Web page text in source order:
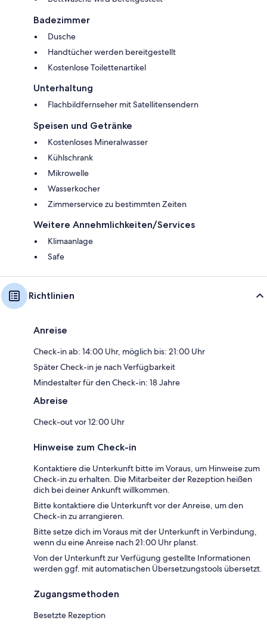
Badezimmer
Dusche
Handtücher werden bereitgestellt
Kostenlose Toilettenartikel
Unterhaltung
Flachbildfernseher mit Satellitensendern
Speisen und Getränke
Kostenloses Mineralwasser
Kühlschrank
Mikrowelle
Wasserkocher
Zimmerservice zu bestimmten Zeiten
Weitere Annehmlichkeiten/Services
Klimaanlage
Safe
Richtlinien
Anreise
Check-in ab: 14:00 Uhr, möglich bis: 21:00 Uhr
Später Check-in je nach Verfügbarkeit
Mindestalter für den Check-in: 18 Jahre
Abreise
Check-out vor 12:00 Uhr
Hinweise zum Check-in
Kontaktiere die Unterkunft bitte im Voraus, um Hinweise zum
Check-in zu erhalten. Die Mitarbeiter der Rezeption heißen
dich bei deiner Ankunft willkommen.
Bitte kontaktiere die Unterkunft vor der Anreise, um den
Check-in zu arrangieren.
Bitte setze dich im Voraus mit der Unterkunft in Verbindung,
wenn du eine Anreise nach 21:00 Uhr planst.
Von der Unterkunft zur Verfügung gestellte Informationen
werden ggf. mit automatischen Übersetzungstools übersetzt.
Zugangsmethoden
Besetzte Rezeption